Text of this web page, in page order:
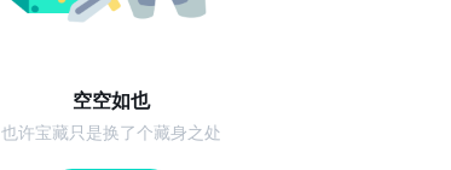
空空如也
也许宝藏只是换了个藏身之处